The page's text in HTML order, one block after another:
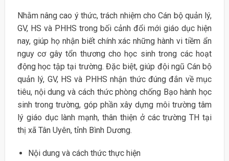
Nhằm nâng cao ý thức, trách nhiệm cho Cán bộ quản lý,
GV, HS và PHHS trong bối cảnh đổi mới giáo dục hiện
nay, giúp họ nhận biết chính xác những hành vi tiềm ẩn
nguy cơ gây tổn thương cho học sinh trong các hoạt
động học tập tại trường. Đặc biệt, giúp đội ngũ Cán bộ
quản lý, GV, HS và PHHS nhận thức đúng đắn về mục
tiêu, nội dung và cách thức phòng chống Bạo hành học
sinh trong trường, góp phần xây dựng môi trường tâm
lý giáo dục lành mạnh, thân thiện ở các trường TH tại
thị xã Tân Uyên, tỉnh Bình Dương.
Nội dung và cách thức thực hiện